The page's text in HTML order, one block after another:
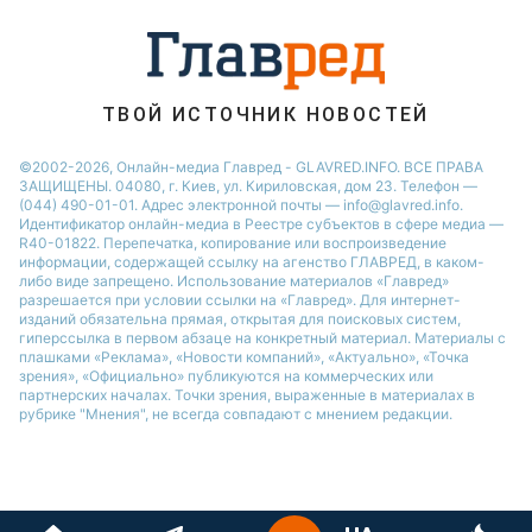
ТВОЙ ИСТОЧНИК НОВОСТЕЙ
©2002-2026, Онлайн-медиа Главред - GLAVRED.INFO. ВСЕ ПРАВА
ЗАЩИЩЕНЫ. 04080, г. Киев, ул. Кириловская, дом 23. Телефон —
(044) 490-01-01. Адрес электронной почты — info@glavred.info.
Идентификатор онлайн-медиа в Реестре cубъектов в сфере медиа —
R40-01822. Перепечатка, копирование или воспроизведение
информации, содержащей ссылку на агенство ГЛАВРЕД, в каком-
либо виде запрещено. Использование материалов «Главред»
разрешается при условии ссылки на «Главред». Для интернет-
изданий обязательна прямая, открытая для поисковых систем,
гиперссылка в первом абзаце на конкретный материал. Материалы с
плашками «Реклама», «Новости компаний», «Актуально», «Точка
зрения», «Официально» публикуются на коммерческих или
партнерских началах. Точки зрения, выраженные в материалах в
рубрике "Мнения", не всегда совпадают с мнением редакции.